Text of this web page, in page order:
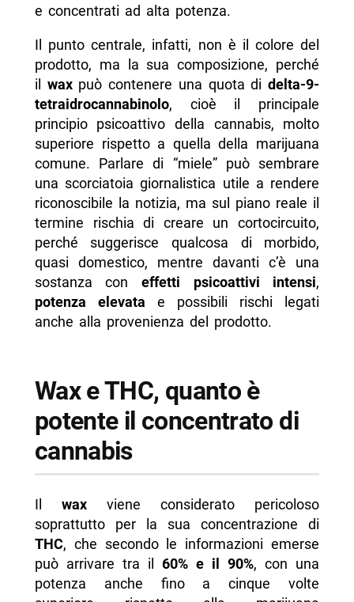
e concentrati ad alta potenza.
Il punto centrale, infatti, non è il colore del
prodotto, ma la sua composizione, perché
il waxpuò contenere una quota didelta-9-
tetraidrocannabinolo, cioè il principale
principio psicoattivo della cannabis, molto
superiore rispetto a quella della marijuana
comune. Parlare di “miele” può sembrare
una scorciatoia giornalistica utile a rendere
riconoscibile la notizia, ma sul piano reale il
termine rischia di creare un cortocircuito,
perché suggerisce qualcosa di morbido,
quasi domestico, mentre davanti c’è una
sostanza con effetti psicoattivi intensi,
potenza elevata e possibili rischi legati
anche alla provenienza del prodotto.
Wax e THC, quanto è
potente il concentrato di
cannabis
Il waxviene considerato pericoloso
soprattutto per la sua concentrazione di
THC, che secondo le informazioni emerse
può arrivare tra il 60% e il 90%, con una
potenza anche fino a cinque volte